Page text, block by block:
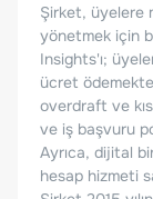
Şirket, üyelere
yönetmek için
Insights'ı;
ücret
overdraft ve
ve iş başvuru
Ayrıca, dijital
hesap hizmeti